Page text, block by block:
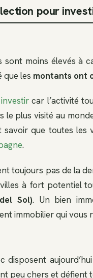
pour
moins élevés à
que les montants ont
car l’activité
le plus visité au
que toutes les
.
toujours pas de la
à fort potentiel
Sol). Un bien
immobilier qui
disposent
peu chers et défient